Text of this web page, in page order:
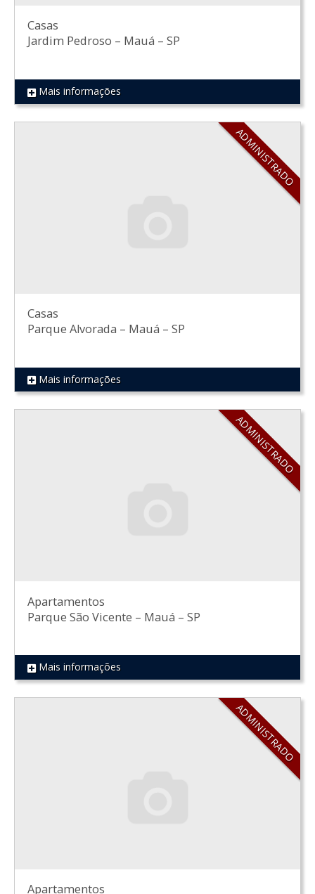
REF 292
Casas
Jardim Pedroso – Mauá – SP
Mais informações
ADMINISTRADO
REF 548
Casas
Parque Alvorada – Mauá – SP
Mais informações
ADMINISTRADO
REF 551
Apartamentos
Parque São Vicente – Mauá – SP
Mais informações
ADMINISTRADO
Apartamentos